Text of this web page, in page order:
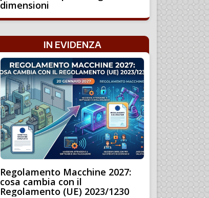
dimensioni
IN EVIDENZA
Regolamento Macchine 2027:
cosa cambia con il
Regolamento (UE) 2023/1230